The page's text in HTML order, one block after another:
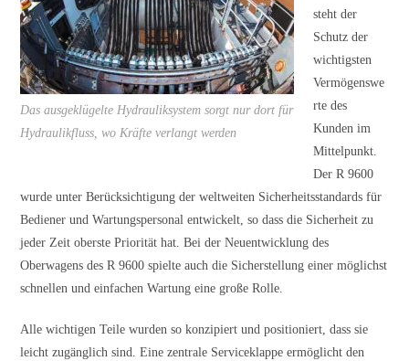
Das ausgeklügelte Hydrauliksystem sorgt nur dort für
Hydraulikfluss, wo Kräfte verlangt werden
steht der
Schutz der
wichtigsten
Vermögenswe
rte des
Kunden im
Mittelpunkt.
Der R 9600
wurde unter Berücksichtigung der weltweiten Sicherheitsstandards für
Bediener und Wartungspersonal entwickelt, so dass die Sicherheit zu
jeder Zeit oberste Priorität hat. Bei der Neuentwicklung des
Oberwagens des R 9600 spielte auch die Sicherstellung einer möglichst
schnellen und einfachen Wartung eine große Rolle.
Alle wichtigen Teile wurden so konzipiert und positioniert, dass sie
leicht zugänglich sind. Eine zentrale Serviceklappe ermöglicht den